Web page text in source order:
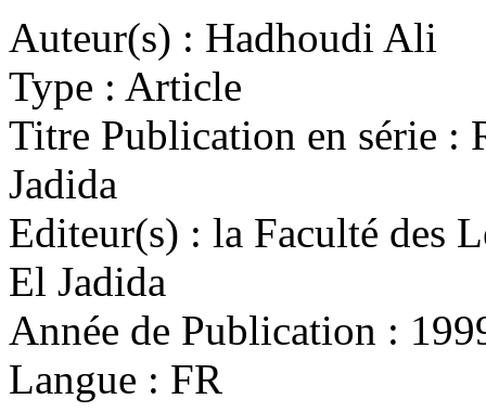
Auteur(s) : Hadhoudi Ali
Type : Article
Titre Publication en série :
Jadida
Editeur(s) : la Faculté des
El Jadida
Année de Publication :
Langue : FR